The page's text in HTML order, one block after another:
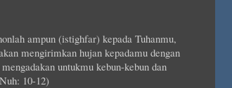
ampun (istighfar) kepada Tuhanmu,
mengirimkan hujan kepadamu dengan
untukmu kebun-kebun dan
10-12)